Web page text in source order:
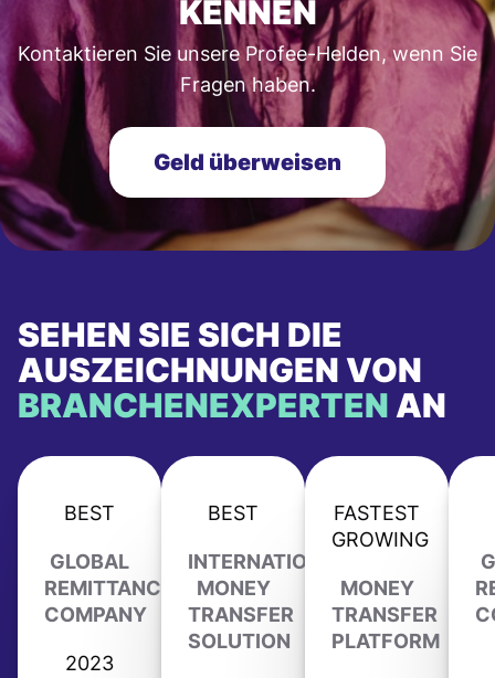
KENNEN
Kontaktieren Sie unsere Profee-Helden, wenn Sie
Fragen haben.
Geld überweisen
SEHEN SIE SICH DIE
AUSZEICHNUNGEN VON
BRANCHENEXPERTEN AN
BEST
GLOBAL
REMITTANCE
COMPANY
2023
BEST
INTERNATIONAL
MONEY
TRANSFER
SOLUTION
FASTEST
GROWING
MONEY
TRANSFER
PLATFORM